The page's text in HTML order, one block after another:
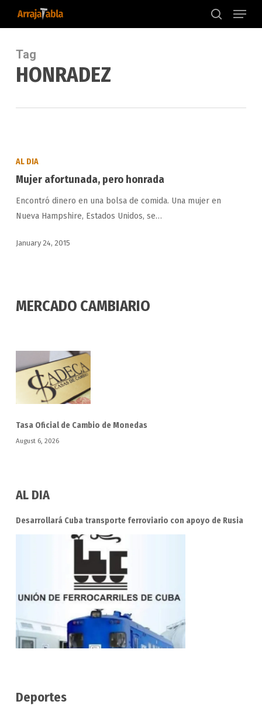
content
search
Menu
Tag
HONRADEZ
honrada
AL DIA
Mujer afortunada, pero honrada
Encontró dinero en una bolsa de comida. Una mujer en
Nueva Hampshire, Estados Unidos, se…
January 24, 2015
MERCADO CAMBIARIO
Tasa Oficial de Cambio de Monedas
August 6, 2026
AL DIA
Desarrollará Cuba transporte ferroviario con apoyo de Rusia
Deportes